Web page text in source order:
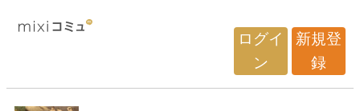
ログイ
ン
新規登
録